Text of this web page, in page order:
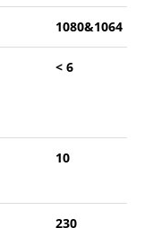
1080&1064
< 6
10
230